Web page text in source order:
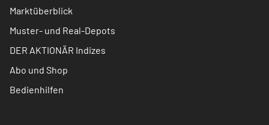
Marktüberblick
Muster- und Real-Depots
DER AKTIONÄR Indizes
Abo und Shop
Bedienhilfen